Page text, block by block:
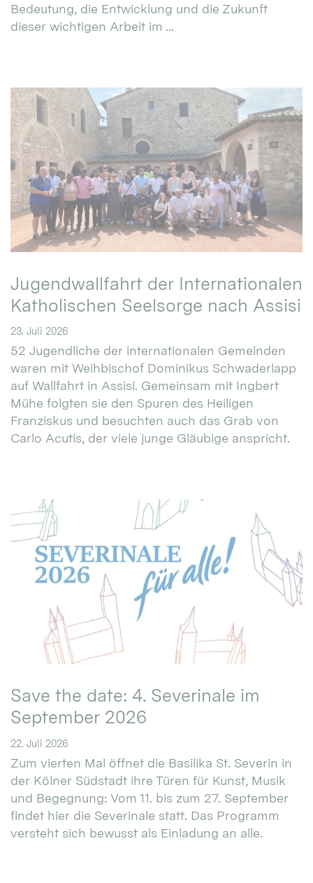
Bedeutung, die Entwicklung und die Zukunft
dieser wichtigen Arbeit im ...
Jugendwallfahrt der Internationalen
Katholischen Seelsorge nach Assisi
23. Juli 2026
52 Jugendliche der internationalen Gemeinden
waren mit Weihbischof Dominikus Schwaderlapp
auf Wallfahrt in Assisi. Gemeinsam mit Ingbert
Mühe folgten sie den Spuren des Heiligen
Franziskus und besuchten auch das Grab von
Carlo Acutis, der viele junge Gläubige anspricht.
Save the date: 4. Severinale im
September 2026
22. Juli 2026
Zum vierten Mal öffnet die Basilika St. Severin in
der Kölner Südstadt ihre Türen für Kunst, Musik
und Begegnung: Vom 11. bis zum 27. September
findet hier die Severinale statt. Das Programm
versteht sich bewusst als Einladung an alle.